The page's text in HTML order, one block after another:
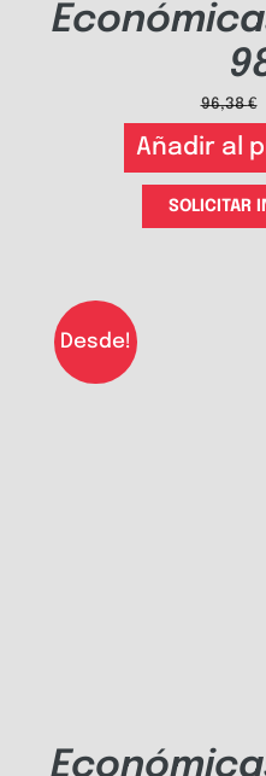
96,38€
Añadir al
SOLICITAR
Desde!